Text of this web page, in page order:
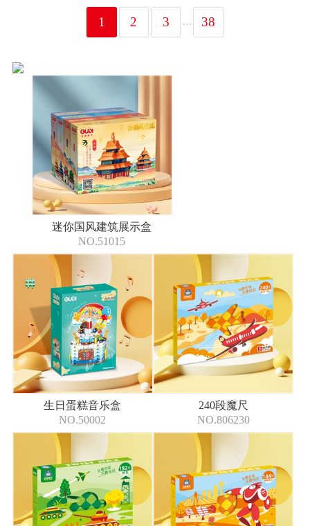
1 2 3 ... 38
迷你国风建筑展示盒
NO.51015
生日蛋糕音乐盒
NO.50002
240段魔尺
NO.806230